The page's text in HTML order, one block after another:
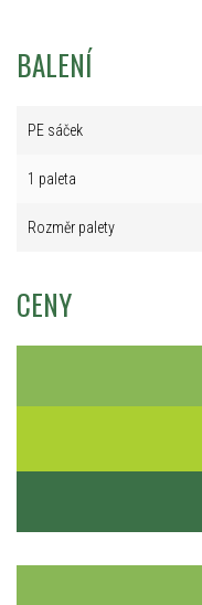
BALENÍ
PE sáček
1 paleta
Rozměr palety
CENY